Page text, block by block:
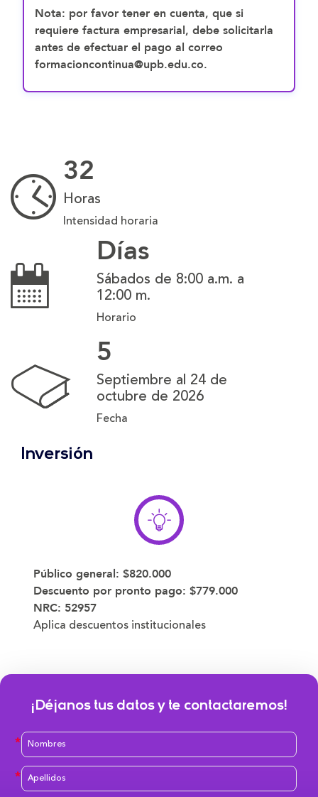
Nota: por favor tener en cuenta, que si
requiere factura empresarial, debe solicitarla
antes de efectuar el pago al correo
formacioncontinua@upb.edu.co.
32
Horas
Intensidad horaria
Días
Sábados de 8:00 a.m. a
12:00 m.
Horario
5
Septiembre al 24 de
octubre de 2026
Fecha
Inversión
Público general: $820.000
Descuento por pronto pago: $779.000
NRC: 52957
Aplica descuentos institucionales
¡Déjanos tus datos y te contactaremos!